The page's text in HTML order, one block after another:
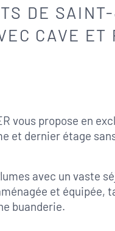
DE
CAVE
vous propose en
et dernier étage
avec un vaste
et équipée,
buanderie.